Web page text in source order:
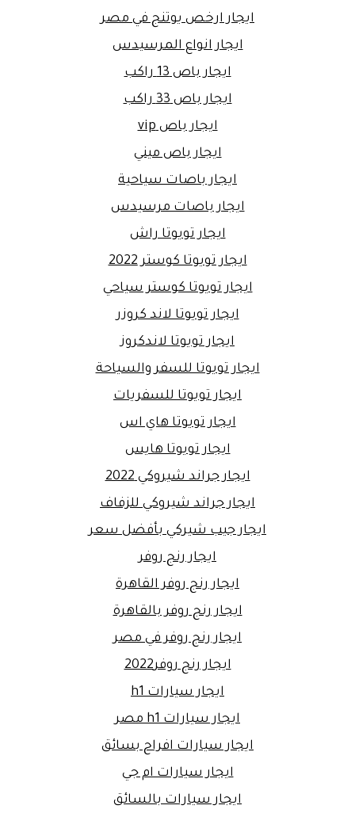
ايجار ارخص يوتنج في مصر
ايجار انواع المرسيدس
ايجار باص 13 راكب
ايجار باص 33 راكب
ايجار باص vip
ايجار باص ميني
ايجار باصات سياحية
ايجار باصات مرسيدس
ايجار تويوتا راش
ايجار تويوتا كوستر 2022
ايجار تويوتا كوستر سياحي
ايجار تويوتا لاند كروزر
ايجار تويوتا لاندكروز
ايجار تويوتا للسفر والسياحة
ايجار تويوتا للسفريات
ايجار تويوتا هاي اس
ايجار تويوتا هايس
ايجار جراند شيروكي 2022
ايجار جراند شيروكي للزفاف
ايجار جيب شيركي بأفضل سعر
ايجار رنج روفر
ايجار رنج روفر القاهرة
ايجار رنج روفر بالقاهرة
ايجار رنج روفر في مصر
ايجار رنج روفر2022
ايجار سيارات h1
ايجار سيارات h1 مصر
ايجار سيارات افراح بسائق
ايجار سيارات ام جي
ايجار سيارات بالسائق